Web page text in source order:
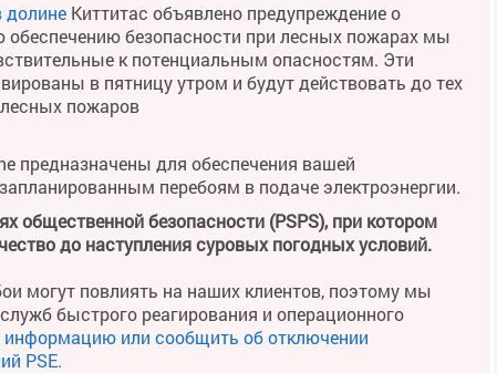
долине Киттитас объявлено предупреждение о
обеспечению безопасности при лесных пожарах мы
к потенциальным опасностям. Эти
в пятницу утром и будут действовать до тех
пожаров
предназначены для обеспечения вашей
перебоям в подаче электроэнергии.
общественной безопасности (PSPS), при котором
до наступления суровых погодных условий.
могут повлиять на наших клиентов, поэтому мы
быстрого реагирования и операционного
или сообщить об отключении
PSE.